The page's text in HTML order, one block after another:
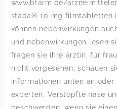
www.bfarm.de/
stada® 10 mg filmtabletten
können nebenwirkungen
und nebenwirkungen lesen
fragen sie ihre ärztin, für
nicht vorgesehen, schauen
informationen unten an oder
experten. Verstopfte nase